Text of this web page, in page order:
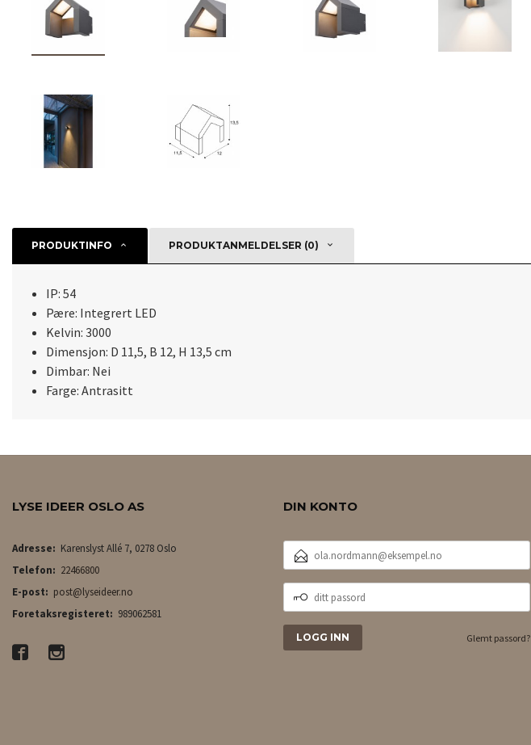
PRODUKTINFO PRODUKTANMELDELSER (0)
IP: 54
Pære: Integrert LED
Kelvin: 3000
Dimensjon: D 11,5, B 12, H 13,5 cm
Dimbar: Nei
Farge: Antrasitt
LYSE IDEER OSLO AS
Adresse: Karenslyst Allé 7, 0278 Oslo
Telefon: 22466800
E-post: post@lyseideer.no
Foretaksregisteret: 989062581
DIN KONTO
POSTADRESSE
PASSORD
Glemt passord?